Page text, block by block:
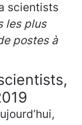
scientists
les plus
postes à